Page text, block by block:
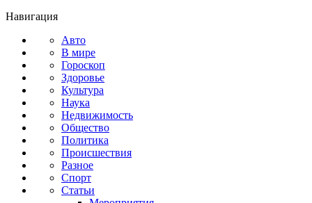
Навигация
Авто
В мире
Гороскоп
Здоровье
Культура
Наука
Недвижимость
Общество
Политика
Происшествия
Разное
Спорт
Статьи